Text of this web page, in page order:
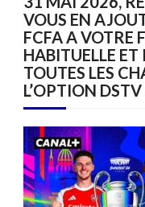
VOUS EN
FCFA A VOTRE
HABITUELLE ET
TOUTES LES
L’OPTION